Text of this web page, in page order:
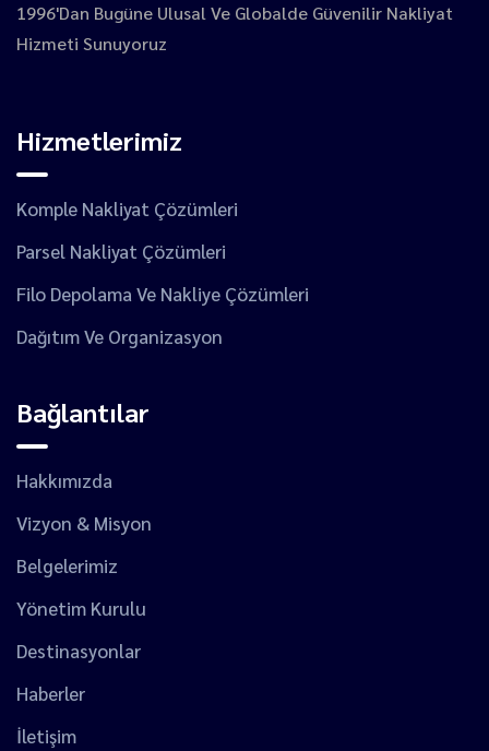
1996'dan Bugüne Ulusal Ve Globalde Güvenilir Nakliyat
Hizmeti Sunuyoruz
Hizmetlerimiz
Komple Nakliyat Çözümleri
Parsel Nakliyat Çözümleri
Filo Depolama Ve Nakliye Çözümleri
Dağıtım Ve Organizasyon
Bağlantılar
Hakkımızda
Vizyon & Misyon
Belgelerimiz
Yönetim Kurulu
Destinasyonlar
Haberler
İletişim